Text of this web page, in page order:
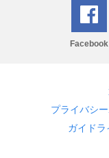
Facebook
プライバシ
ガイドラ